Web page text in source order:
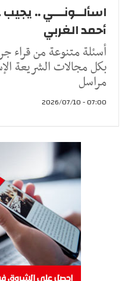
اسألــونـــي ..
أحمد الغربي
أسئلة متنوعة من قراء
بكل مجالات الشريعة
مراسل
07:00 - 2026/07/10